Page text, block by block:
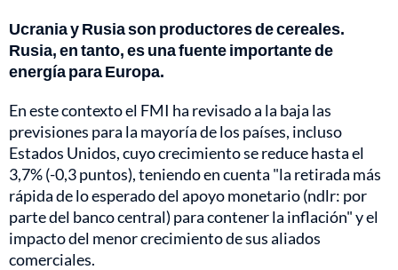
Ucrania y Rusia son productores de cereales.
Rusia, en tanto, es una fuente importante de
energía para Europa.
En este contexto el FMI ha revisado a la baja las
previsiones para la mayoría de los países, incluso
Estados Unidos, cuyo crecimiento se reduce hasta el
3,7% (-0,3 puntos), teniendo en cuenta "la retirada más
rápida de lo esperado del apoyo monetario (ndlr: por
parte del banco central) para contener la inflación" y el
impacto del menor crecimiento de sus aliados
comerciales.